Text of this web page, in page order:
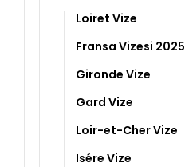
Loiret Vize
Fransa Vizesi 2025
Gironde Vize
Gard Vize
Loir-et-Cher Vize
Isére Vize